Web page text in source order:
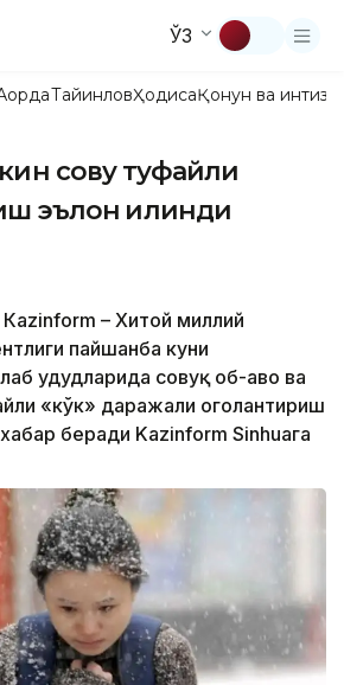
ЎЗ
ТайинловҲодисаҚонун ва
совуқ туфайли
эълон қилинди
Кazinform – Хитой миллий
пайшанба куни
ҳудудларида совуқ об-ҳаво ва
«кўк» даражали огоҳлантириш
беради Kazinform Sinhuaга